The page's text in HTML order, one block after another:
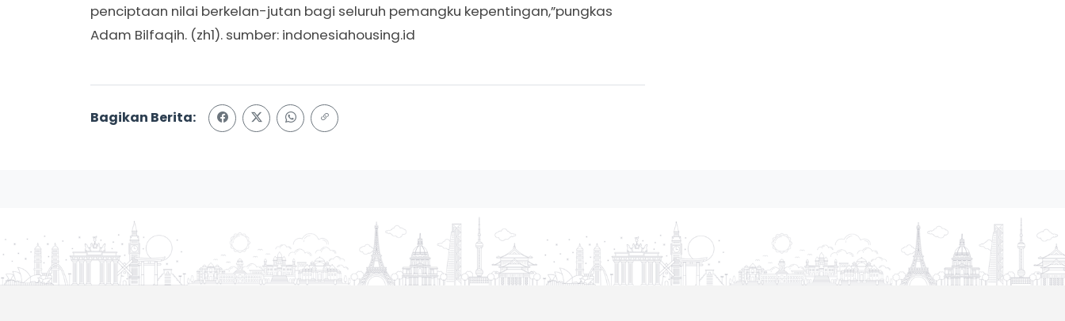
penciptaan nilai berkelan-jutan bagi seluruh pemangku kepentingan,”pungkas
Adam Bilfaqih. (zh1). sumber: indonesiahousing.id
Bagikan Berita: